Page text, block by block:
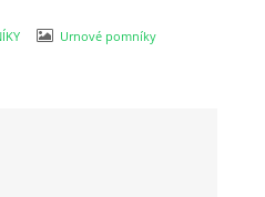
Urnové pomníky